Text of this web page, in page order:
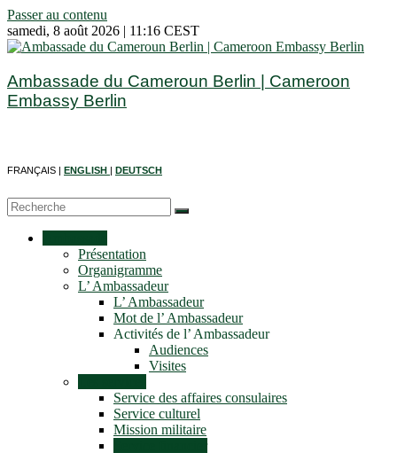
Passer au contenu
samedi, 8 août 2026 | 11:16 CEST
Ambassade du Cameroun Berlin | Cameroon
Embassy Berlin
FRANÇAIS | ENGLISH DEUTSCH
Présentation
Organigramme
L’ Ambassadeur
L’ Ambassadeur
Mot de l’ Ambassadeur
Activités de l’ Ambassadeur
Audiences
Visites
Service des affaires consulaires
Service culturel
Mission militaire